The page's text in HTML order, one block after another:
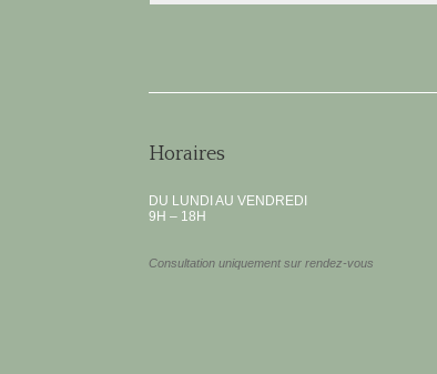
Horaires
DU LUNDI AU VENDREDI
9H – 18H
Consultation uniquement sur rendez-vous